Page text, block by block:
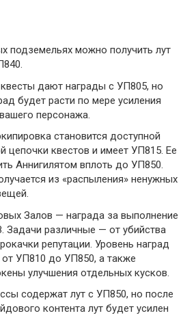
подземельях можно получить лут
дают награды с УП805, но
будет расти по мере усиления
персонажа.
становится доступной
цепочки квестов и имеет УП815. Ее
Аннигилятом вплоть до УП850.
из «распыления» ненужных
Залов — награда за выполнение
Задачи различные — от убийства
репутации. Уровень наград
от УП810 до УП850, а также
улучшения отдельных кусков.
содержат лут с УП850, но после
контента лут будет усилен